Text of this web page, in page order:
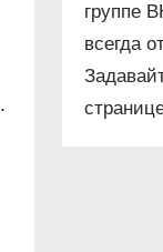
группе
всегда